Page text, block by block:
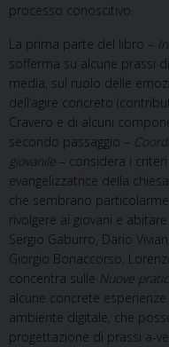
processo conoscitivo.
La prima parte del libro –
sofferma su alcune prassi
media, sul ruolo delle
dell’agire concreto
Cravero e di alcuni
secondo passaggio –
giovanile – considera i
evangelizzatrice della
che sembrano
rivolgere ai giovani e
Sergio Gaburro, Dario
Giorgio Bonaccorso,
concentra sulle Nuove
alcune concrete
ambiente digitale, che
progettazione di prassi a-